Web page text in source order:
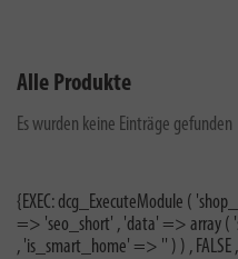
Alle Produkte
Es wurden keine Einträge gefunden
{EXEC: dcg_ExecuteModule (
=> 'seo_short' , 'data' => array (
, 'is_smart_home' => '' ) ) , FALSE ,